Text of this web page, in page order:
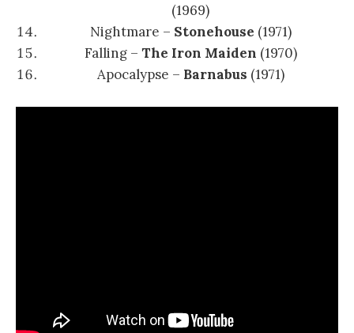
(1969)
Nightmare – Stonehouse (1971)
Falling – The Iron Maiden (1970)
Apocalypse – Barnabus (1971)